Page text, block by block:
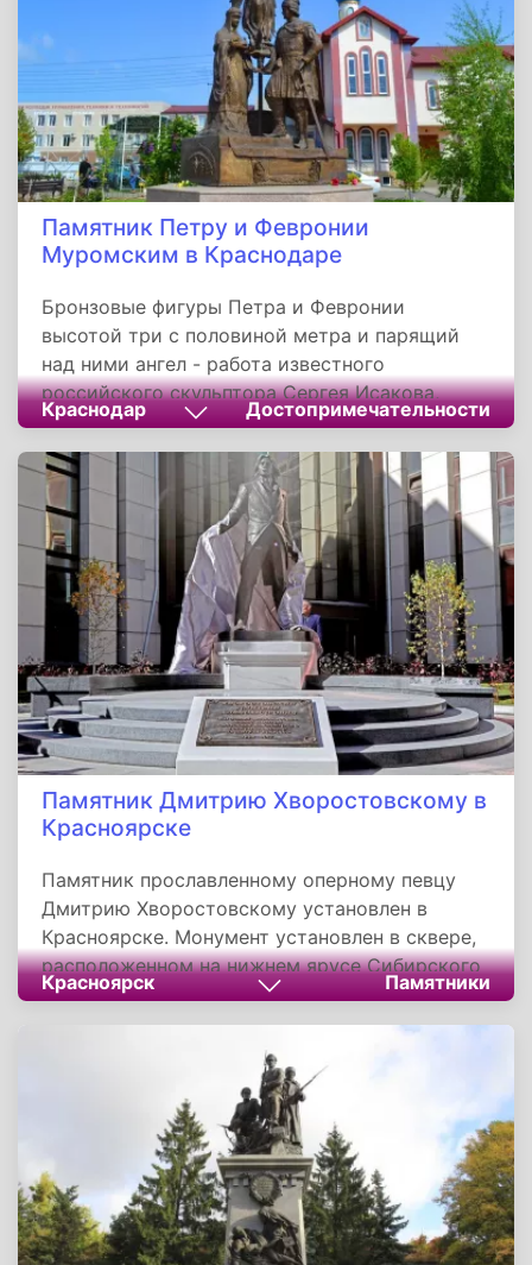
Памятник Петру и Февронии
Муромским в Краснодаре
Бронзовые фигуры Петра и Февронии
высотой три с половиной метра и парящий
над ними ангел - работа известного
российского скульптора Сергея Исакова,
который удостоен специальных наград
патриарха России за воплощение темы
православия. Макет данной скульптуры...
Краснодар Достопримечательности
Памятник Дмитрию Хворостовскому в
Красноярске
Памятник прославленному оперному певцу
Дмитрию Хворостовскому установлен в
Красноярске. Монумент установлен в сквере,
расположенном на нижнем ярусе Сибирского
государственного института искусств, где
учился певец. В Красноярске имя
Хворостовского носят институт искусств и
театр оперы и балета, где начинал творческую
карьеру певец. Также его имя увековечено в
названии детской музыкальной школы u2116
4. Имя Хворостовского присвоено
международному аэропорту Красноярска.
Помимо этого, в городе проводится
фестиваль имени Хворостовского.
Красноярск Памятники